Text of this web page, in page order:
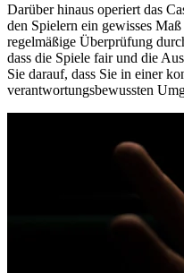
Darüber hinaus operiert das
den Spielern ein gewisses
regelmäßige Überprüfung
dass die Spiele fair und die
Sie darauf, dass Sie in einer
verantwortungsbewussten